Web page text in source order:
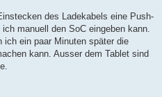
des Ladekabels eine Push-
manuell den SoC eingeben kann.
ich ein paar Minuten später die
kann. Ausser dem Tablet sind